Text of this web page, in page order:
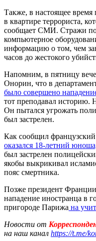
Также, в настоящее время
в квартире террориста,
сообщает СМИ. Стражи
компьютерное
информацию о том, чем
часов до жестокого
Напомним, в пятницу
Онорин, что в
было совершено
тот преподавал историю.
Он пытался угрожать
был застрелен.
Как сообщил
оказался 18-летний
был застрелен
якобы выкрикивал
пояс смертника.
Позже президент
нападение иностранца в
пригороде Парижа на
Новости от
на наш канал https://t.me/